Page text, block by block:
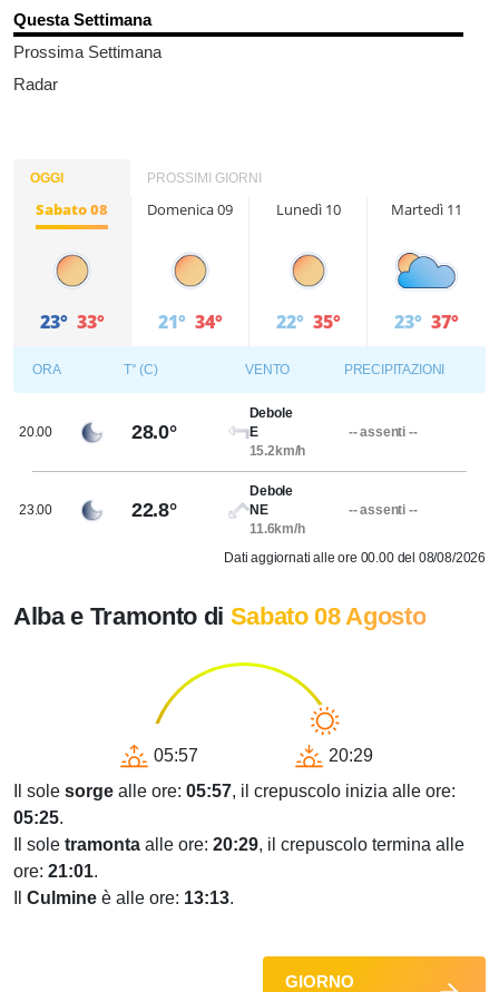
Questa Settimana
Prossima Settimana
Radar
OGGI PROSSIMI GIORNI
Sabato 08
23° 33°
Domenica 09
21° 34°
Lunedì 10
22° 35°
Martedì 11
23° 37°
ORA T° (C) VENTO PRECIPITAZIONI
20.00 28.0°
Debole
E
15.2km/h
-- assenti --
23.00 22.8°
Debole
NE
11.6km/h
-- assenti --
Dati aggiornati alle ore 00.00 del 08/08/2026
Alba e Tramonto di Sabato 08 Agosto
05:57
20:29
Il sole sorge alle ore: 05:57, il crepuscolo inizia alle ore:
05:25.
Il sole tramonta alle ore: 20:29, il crepuscolo termina alle
ore: 21:01.
Culmine è alle ore: 13:13.
GIORNO